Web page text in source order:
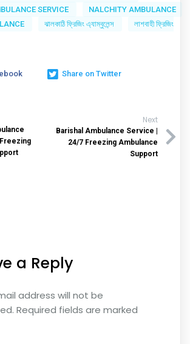
SERVICE
NALCHITY AMBULANCE
ঝালকাঠি ফ্রিজিং এ্যাম্বুলেন্স
লাশবাহী ফ্রিজিং
Share on Twitter
Next
Barishal Ambulance Service |
24/7 Freezing Ambulance
Support
a Reply
address will not be
Required fields are marked